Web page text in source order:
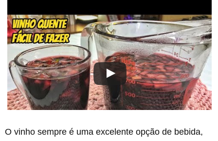
O vinho sempre é uma excelente opção de bebida,